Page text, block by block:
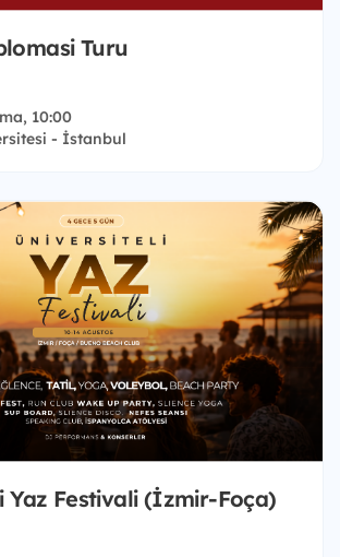
Turu
10:00
- İstanbul
Yaz Festivali (İzmir-Foça)